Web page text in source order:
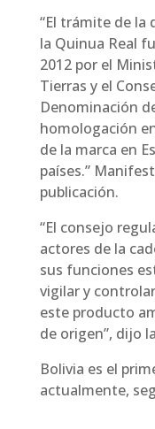
“El trámite de la
la Quinua Real
2012 por el
Tierras y el
Denominación
homologación
de la marca en
países.”
publicación.
“El consejo
actores de la
sus funciones
vigilar y
este producto
de origen”, dijo
Bolivia es el
actualmente,